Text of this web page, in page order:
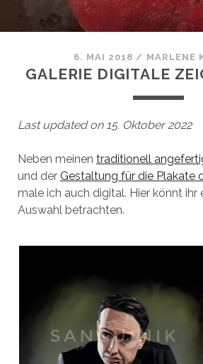
6. MAI 2018 / MARLENE
GALERIE DIGITALE
Last updated on 15. Oktober 2022
Neben meinen traditionell
und der Gestaltung für die Plakate
male ich auch digital. Hier könnt ihr
Auswahl betrachten.